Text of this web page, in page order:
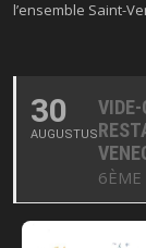
l’ensemble Saint-
30
AUGUSTUS
VIDE-